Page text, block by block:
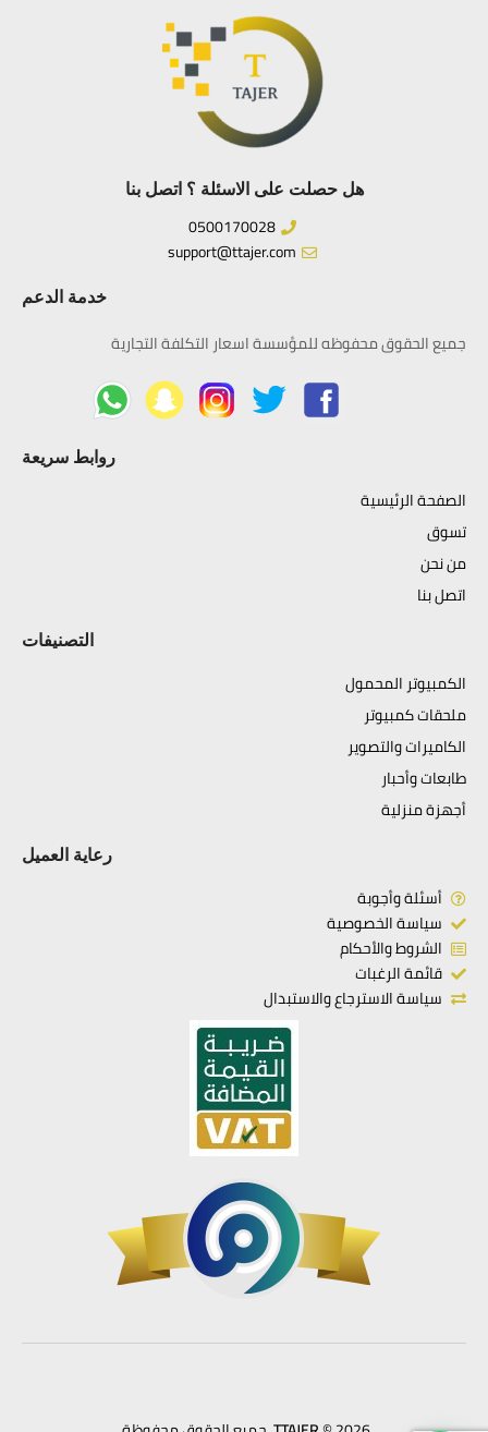
هل حصلت على الاسئلة ؟ اتصل بنا
0500170028
support@ttajer.com
خدمة الدعم
جميع الحقوق محفوظه للمؤسسة اسعار التكلفة التجارية
روابط سريعة
الصفحة الرئيسية
تسوق
من نحن
اتصل بنا
التصنيفات
الكمبيوتر المحمول
ملحقات كمبيوتر
الكاميرات والتصوير
طابعات وأحبار
أجهزة منزلية
رعاية العميل
أسئلة وأجوبة
سياسة الخصوصية
الشروط والأحكام
قائمة الرغبات
سياسة الاسترجاع والاستبدال